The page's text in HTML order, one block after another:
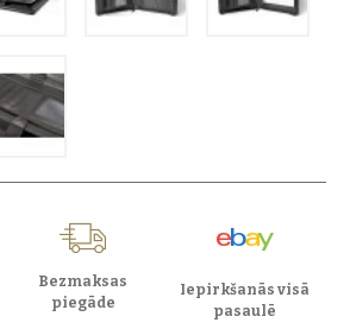
Bezmaksas
piegāde
Iepirkšanās visā
pasaulē